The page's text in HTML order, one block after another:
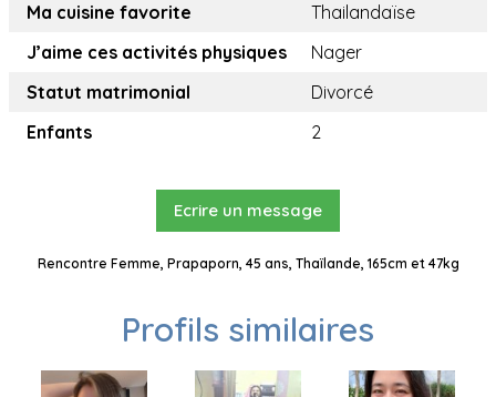
Ma cuisine favorite
Thailandaïse
J’aime ces activités physiques
Nager
Statut matrimonial
Divorcé
Enfants
2
Ecrire un message
Rencontre Femme, Prapaporn, 45 ans, Thaïlande, 165cm et 47kg
Profils similaires